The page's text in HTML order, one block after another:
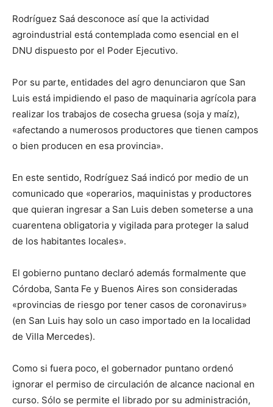
Rodríguez Saá desconoce así que la actividad
agroindustrial está contemplada como esencial en el
DNU dispuesto por el Poder Ejecutivo.
Por su parte, entidades del agro denunciaron que San
Luis está impidiendo el paso de maquinaria agrícola para
realizar los trabajos de cosecha gruesa (soja y maíz),
«afectando a numerosos productores que tienen campos
o bien producen en esa provincia».
En este sentido, Rodríguez Saá indicó por medio de un
comunicado que «operarios, maquinistas y productores
que quieran ingresar a San Luis deben someterse a una
cuarentena obligatoria y vigilada para proteger la salud
de los habitantes locales».
El gobierno puntano declaró además formalmente que
Córdoba, Santa Fe y Buenos Aires son consideradas
«provincias de riesgo por tener casos de coronavirus»
(en San Luis hay solo un caso importado en la localidad
de Villa Mercedes).
Como si fuera poco, el gobernador puntano ordenó
ignorar el permiso de circulación de alcance nacional en
curso. Sólo se permite el librado por su administración,